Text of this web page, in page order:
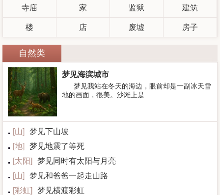
寺庙 家 监狱 建筑
楼 店 废墟 房子
自然类
梦见海滨城市
梦见我站在冬天的海边，眼前却是一副冰天雪
地的画面，很美。沙滩上是...
[山]
梦见下山坡
[地]
梦见地震了等死
[太阳]
梦见同时有太阳与月亮
[山]
梦见和爸爸一起走山路
[彩虹] 梦见横渡彩虹